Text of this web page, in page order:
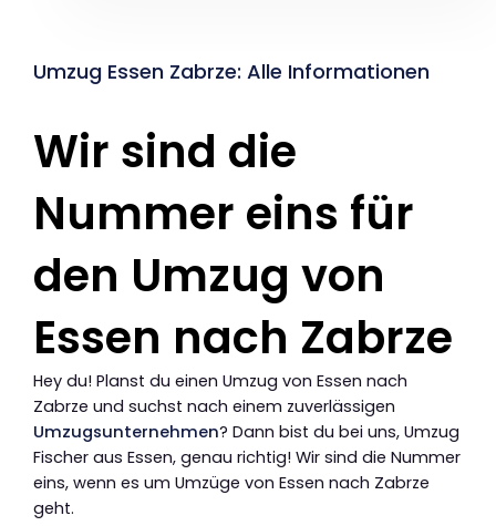
Umzug Essen Zabrze: Alle Informationen
Wir sind die
Nummer eins für
den Umzug von
Essen nach Zabrze
Hey du! Planst du einen Umzug von Essen nach
Zabrze und suchst nach einem zuverlässigen
Umzugsunternehmen? Dann bist du bei uns, Umzug
Fischer aus Essen, genau richtig! Wir sind die Nummer
eins, wenn es um Umzüge von Essen nach Zabrze
geht.